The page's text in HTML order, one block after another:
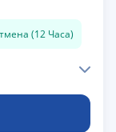
(12 Часа)